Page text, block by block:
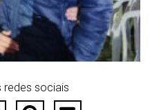
redes sociais